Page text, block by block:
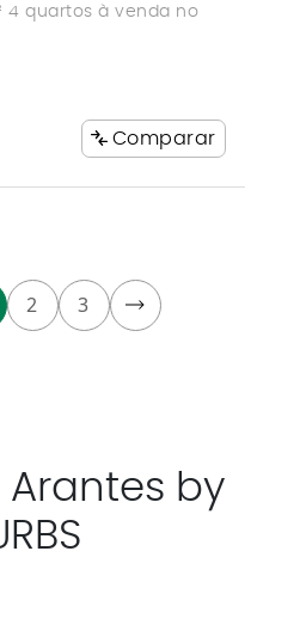
4 quartos à venda no
Comparar
2 3
Arantes by